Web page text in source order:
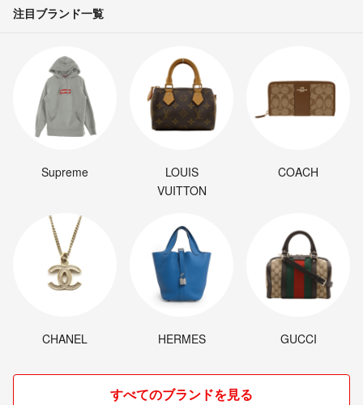
注目ブランド一覧
Supreme
LOUIS
VUITTON
COACH
CHANEL HERMES GUCCI
すべてのブランドを見る